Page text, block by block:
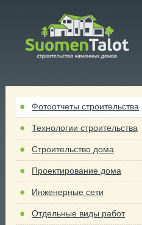
Фотоотчеты строительства
Технологии строительства
Строительство дома
Проектирование дома
Инженерные сети
Отдельные виды работ